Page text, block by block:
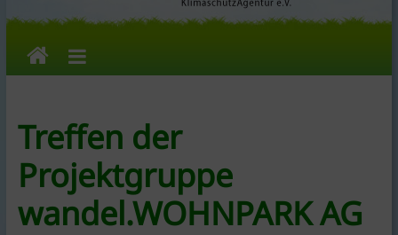
reka
e.V.
Die
Regionale
Energie-
und
Treffen der
Projektgruppe
wandel.WOHNPARK AG